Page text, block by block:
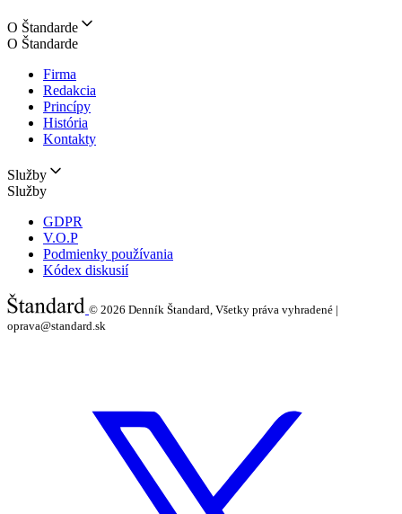
O Štandarde
O Štandarde
Firma
Redakcia
Princípy
História
Kontakty
Služby
Služby
GDPR
V.O.P
Podmienky používania
Kódex diskusií
© 2026 Denník Štandard, Všetky práva vyhradené |
oprava@standard.sk